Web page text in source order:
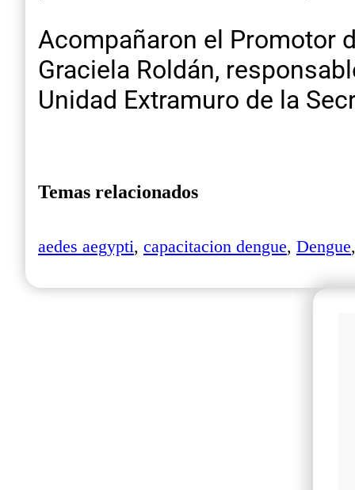
Acompañaron el Promotor
Graciela Roldán,
Unidad Extramuro de la
Temas relacionados
aedes aegypti, capacitacion dengue, Dengue